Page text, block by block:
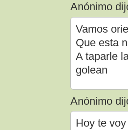
Anónimo
Vamos
Que esta
A taparle
golean
Anónimo
Hoy te